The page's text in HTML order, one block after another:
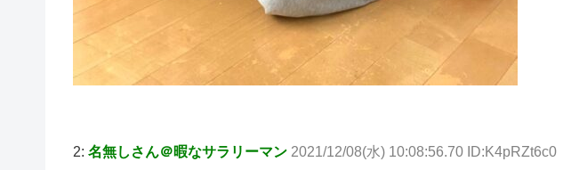
2: 名無しさん＠暇なサラリーマン 2021/12/08(水) 10:08:56.70 ID:K4pRZt6c0